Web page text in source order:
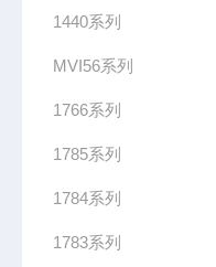
1440系列
MVI56系列
1766系列
1785系列
1784系列
1783系列